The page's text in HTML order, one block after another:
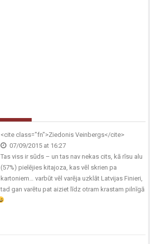
<cite class="fn">Ziedonis Veinbergs</cite>
07/09/2015 at 16:27
Tas viss ir sūds – un tas nav nekas cits, kā rīsu alu
(57%) pielējies kitajoza, kas vēl skrien pa
kartoniem… varbūt vēl varēja uzklāt Latvijas Finieri,
tad gan varētu pat aiziet līdz otram krastam pilnīgā